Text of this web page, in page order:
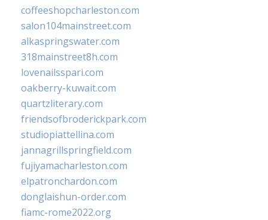
coffeeshopcharleston.com
salon104mainstreet.com
alkaspringswater.com
318mainstreet8h.com
lovenailsspari.com
oakberry-kuwait.com
quartzliterary.com
friendsofbroderickpark.com
studiopiattellina.com
jannagrillspringfield.com
fujiyamacharleston.com
elpatronchardon.com
donglaishun-order.com
fiamc-rome2022.org